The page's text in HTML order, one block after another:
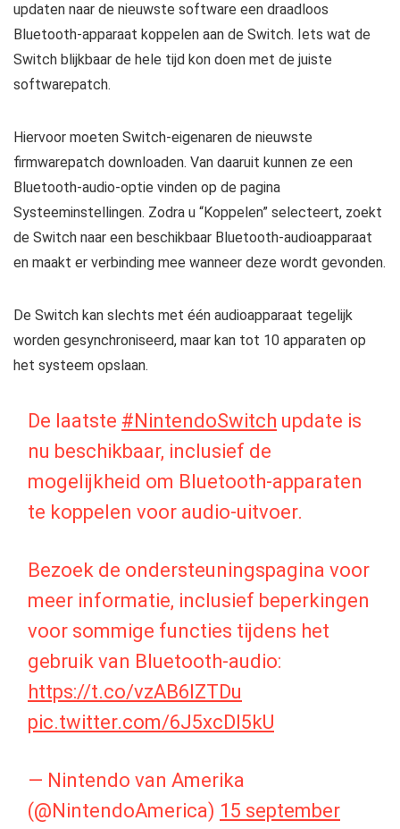
updaten naar de nieuwste software een draadloos
Bluetooth-apparaat koppelen aan de Switch. Iets wat de
Switch blijkbaar de hele tijd kon doen met de juiste
softwarepatch.
Hiervoor moeten Switch-eigenaren de nieuwste
firmwarepatch downloaden. Van daaruit kunnen ze een
Bluetooth-audio-optie vinden op de pagina
Systeeminstellingen. Zodra u “Koppelen” selecteert, zoekt
de Switch naar een beschikbaar Bluetooth-audioapparaat
en maakt er verbinding mee wanneer deze wordt gevonden.
De Switch kan slechts met één audioapparaat tegelijk
worden gesynchroniseerd, maar kan tot 10 apparaten op
het systeem opslaan.
De laatste #NintendoSwitch update is
nu beschikbaar, inclusief de
mogelijkheid om Bluetooth-apparaten
te koppelen voor audio-uitvoer.
Bezoek de ondersteuningspagina voor
meer informatie, inclusief beperkingen
voor sommige functies tijdens het
gebruik van Bluetooth-audio:
https://t.co/vzAB6lZTDu
pic.twitter.com/6J5xcDl5kU
— Nintendo van Amerika
(@NintendoAmerica) 15 september